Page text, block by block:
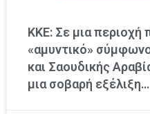
ΚΚΕ: Σε μια περιοχή
«αμυντικό»
και Σαουδικής
μια σοβαρή εξέλιξη…